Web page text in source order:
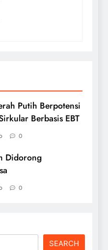
Putih Berpotensi
Berbasis EBT
0
Didorong
0
SEARCH